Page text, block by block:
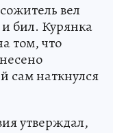
вел
и бил. Курянка
том, что
сам наткнулся
утверждал,